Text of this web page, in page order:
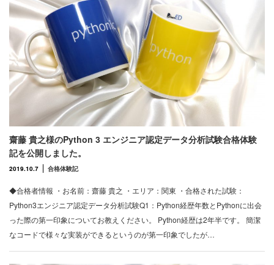
齋藤 貴之様のPython 3 エンジニア認定データ分析試験合格体験
記を公開しました。
2019.10.7 合格体験記
◆合格者情報 ・お名前：齋藤 貴之 ・エリア：関東 ・合格された試験：
Python3エンジニア認定データ分析試験Q1：Python経歴年数とPythonに出会
った際の第一印象についてお教えください。 Python経歴は2年半です。 簡潔
なコードで様々な実装ができるというのが第一印象でしたが…